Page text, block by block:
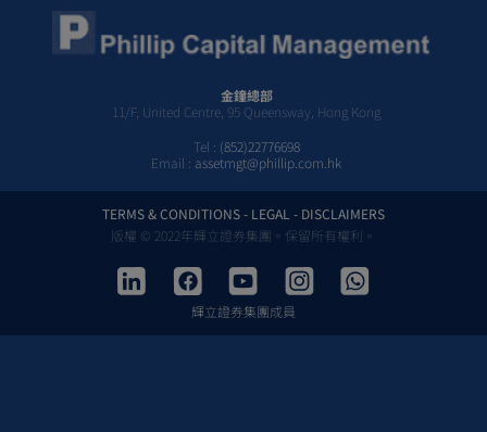
金鐘總部
11/F, United Centre, 95 Queensway, Hong Kong
Tel : (852)22776698
Email : assetmgt@phillip.com.hk
TERMS & CONDITIONS - LEGAL - DISCLAIMERS
版權 © 2022年輝立證券集團。保留所有權利。
輝立證券集團成員